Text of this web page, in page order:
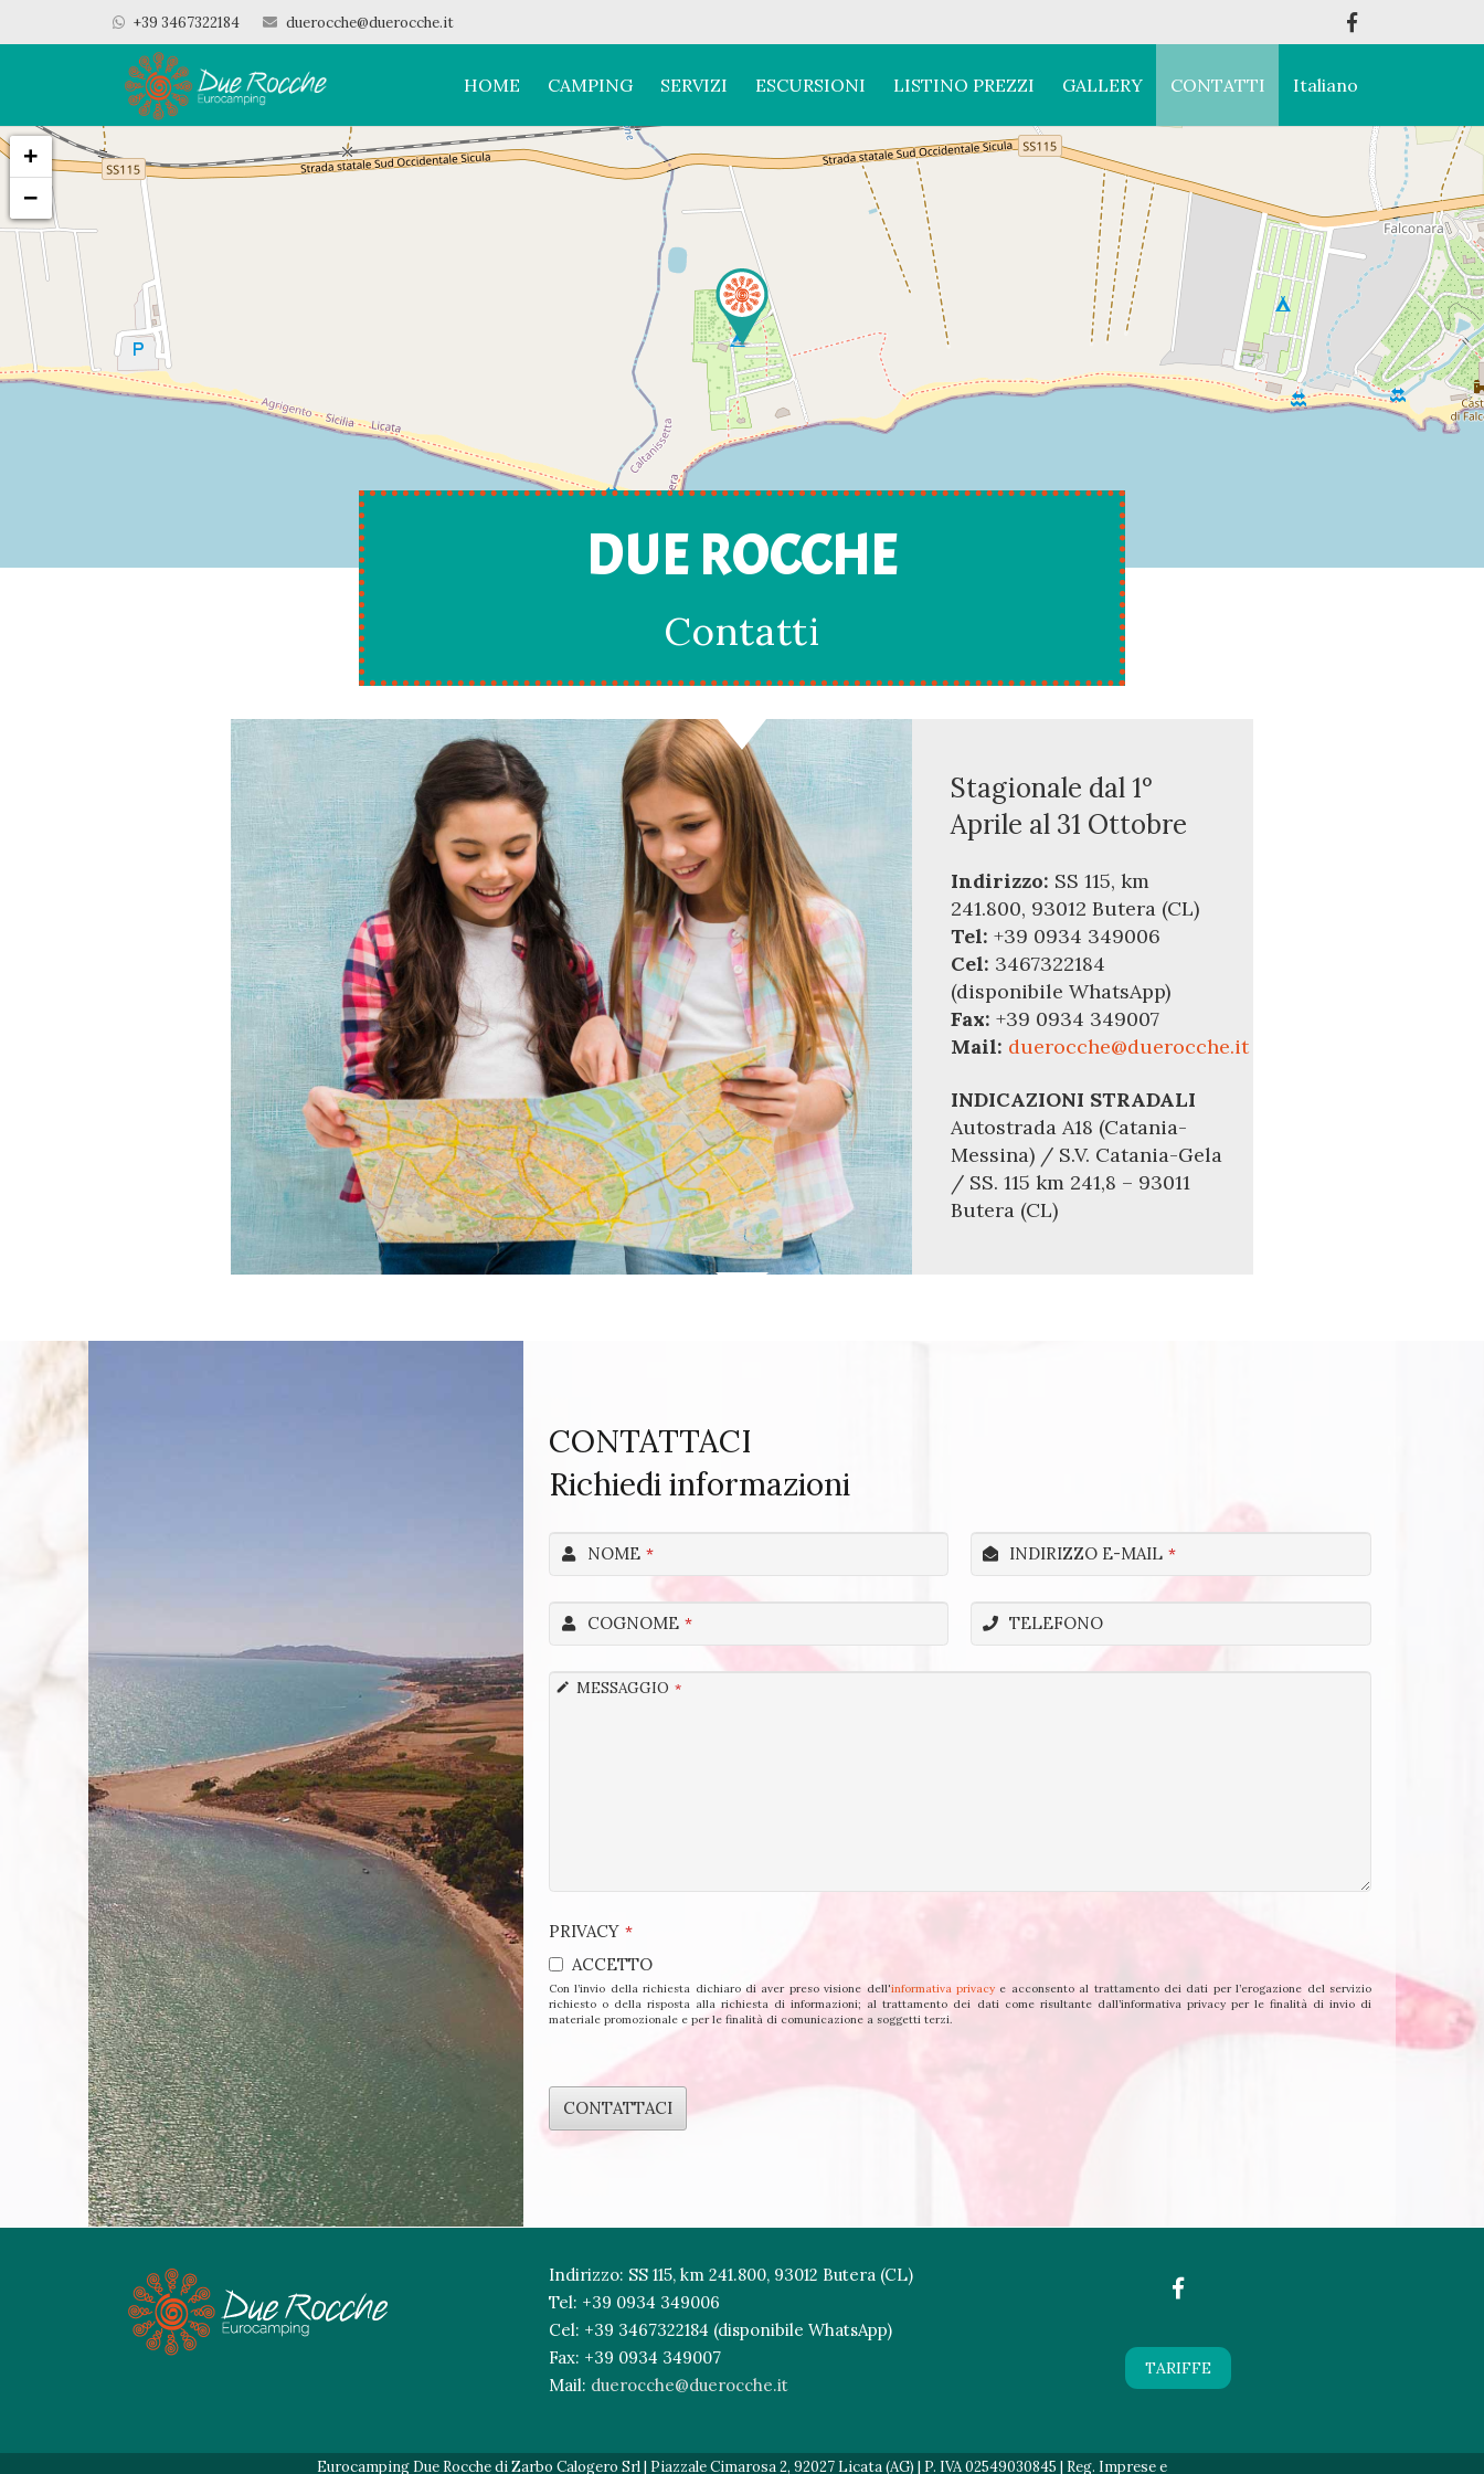
+39 3467322184 duerocche@duerocche.it
HOME CAMPING SERVIZI ESCURSIONI LISTINO PREZZI GALLERY CONTATTI Italiano
+
−
DUE ROCCHE
Contatti
Stagionale dal 1°
Aprile al 31 Ottobre
Indirizzo: SS 115, km
241.800, 93012 Butera (CL)
Tel: +39 0934 349006
Cel: 3467322184
(disponibile WhatsApp)
Fax:+39 0934 349007
Mail: duerocche@duerocche.it
INDICAZIONI STRADALI
Autostrada A18 (Catania-
Messina) / S.V. Catania-Gela
/ SS. 115 km 241,8 – 93011
Butera (CL)
CONTATTACI
Richiedi informazioni
NOME *
COGNOME *
INDIRIZZO E-MAIL *
TELEFONO
MESSAGGIO *
PRIVACY *
ACCETTO
Con l’invio della richiesta dichiaro di aver preso visione dell'informativa privacye acconsento al trattamento dei dati per l’erogazione del servizio
richiesto o della risposta alla richiesta di informazioni; al trattamento dei dati come risultante dall’informativa privacy per le finalità di invio di
materiale promozionale e per le finalità di comunicazione a soggetti terzi.
CONTATTACI
lasciato
vuoto
Indirizzo: SS 115, km 241.800, 93012 Butera (CL)
Tel: +39 0934 349006
Cel: +39 3467322184 (disponibile WhatsApp)
Fax: +39 0934 349007
Mail: duerocche@duerocche.it
TARIFFE
Eurocamping Due Rocche di Zarbo Calogero Srl | Piazzale Cimarosa 2, 92027 Licata (AG) | P. IVA 02549030845 | Reg. Imprese e